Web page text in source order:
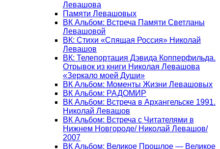
Левашова
Памяти Левашовых
ВК Альбом: Встреча Памяти Светланы
Левашовой
ВК: Стихи «Спящая Россия» Николай
Левашов
ВК: Телепортация Дэвида Копперфильда.
Отрывок из книги Николая Левашова
«Зеркало моей Души»
ВК Альбом: Моменты Жизни Левашовых
ВК Альбом: РАДОМИР
ВК Альбом: Встреча в Архангельске 1991.
Николай Левашов
ВК Альбом: Встреча с Читателями в
Нижнем Новгороде/ Николай Левашов/
2007
ВК Альбом: Великое Прошлое — Великое